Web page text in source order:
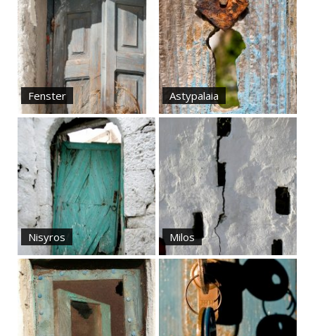
Fenster Astypalaia
Nisyros Milos